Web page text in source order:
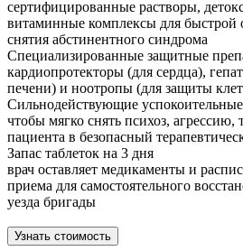
сертифицированные растворы,
витаминные комплексы для быстрой
снятия абстинентного синдрома
Специализированные защитные
кардиопротекторы (для сердца),
печени) и ноотропы (для защиты
Сильнодействующие
чтобы мягко снять психоз, агрессию,
пациента в безопасный
Запас таблеток на 3 дня
врач оставляет медикаменты и
приема для самостоятельного
уезда бригады
Узнать стоимость